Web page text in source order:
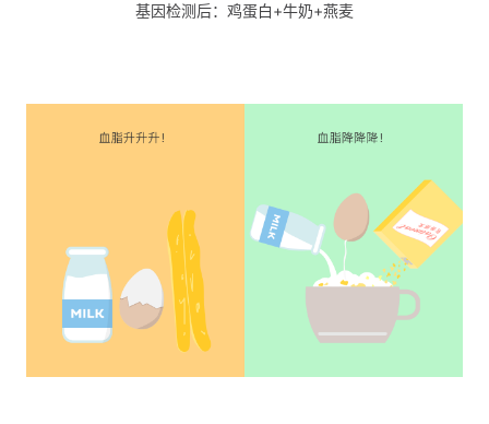
基因检测后：鸡蛋白+牛奶+燕麦